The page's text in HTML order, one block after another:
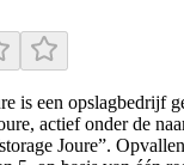
is een opslagbedrijf
actief onder de
Joure”.